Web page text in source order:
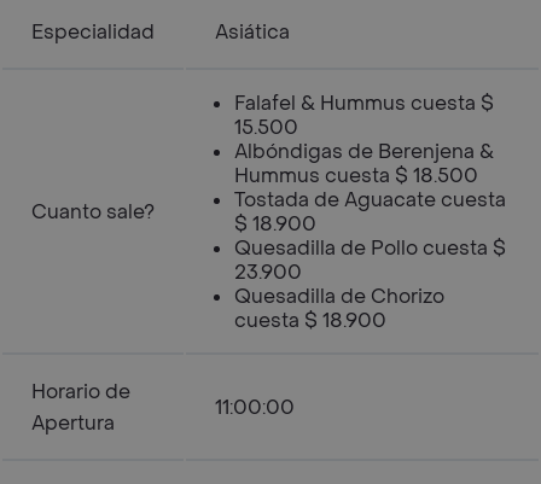
Especialidad Asiática
Cuanto sale?
Falafel & Hummus cuesta $
15.500
Albóndigas de Berenjena &
Hummus cuesta $ 18.500
Tostada de Aguacate cuesta
$ 18.900
Quesadilla de Pollo cuesta $
23.900
Quesadilla de Chorizo
cuesta $ 18.900
Horario de
Apertura
11:00:00